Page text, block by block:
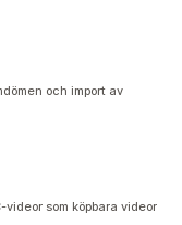
och import av
videor som köpbara videor